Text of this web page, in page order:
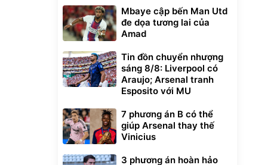
Mbaye cập bến Man Utd
đe dọa tương lai của
Amad
Tin đồn chuyển nhượng
sáng 8/8: Liverpool có
Araujo; Arsenal tranh
Esposito với MU
7 phương án B có thể
giúp Arsenal thay thế
Vinicius
3 phương án hoàn hảo